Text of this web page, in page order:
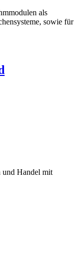
als
sowie für
und Handel mit